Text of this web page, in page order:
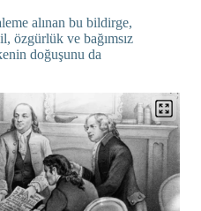
alınan bu bildirge,
özgürlük ve bağımsız
doğuşunu da